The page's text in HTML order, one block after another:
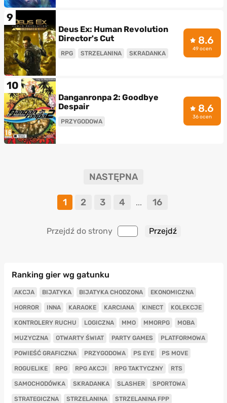
9
Deus Ex: Human Revolution
Director's Cut
RPG STRZELANINA SKRADANKA
8.6
49 ocen
10
Danganronpa 2: Goodbye
Despair
PRZYGODOWA
8.6
36 ocen
NASTĘPNA
1 2 3 4 ... 16
Przejdź do strony
Ranking gier wg gatunku
AKCJA BIJATYKA BIJATYKA CHODZONA EKONOMICZNA
HORROR INNA KARAOKE KARCIANA KINECT KOLEKCJE
KONTROLERY RUCHU LOGICZNA MMO MMORPG MOBA
MUZYCZNA OTWARTY ŚWIAT PARTY GAMES PLATFORMOWA
POWIEŚĆ GRAFICZNA PRZYGODOWA PS EYE PS MOVE
ROGUELIKE RPG RPG AKCJI RPG TAKTYCZNY RTS
SAMOCHODÓWKA SKRADANKA SLASHER SPORTOWA
STRATEGICZNA STRZELANINA STRZELANINA FPP